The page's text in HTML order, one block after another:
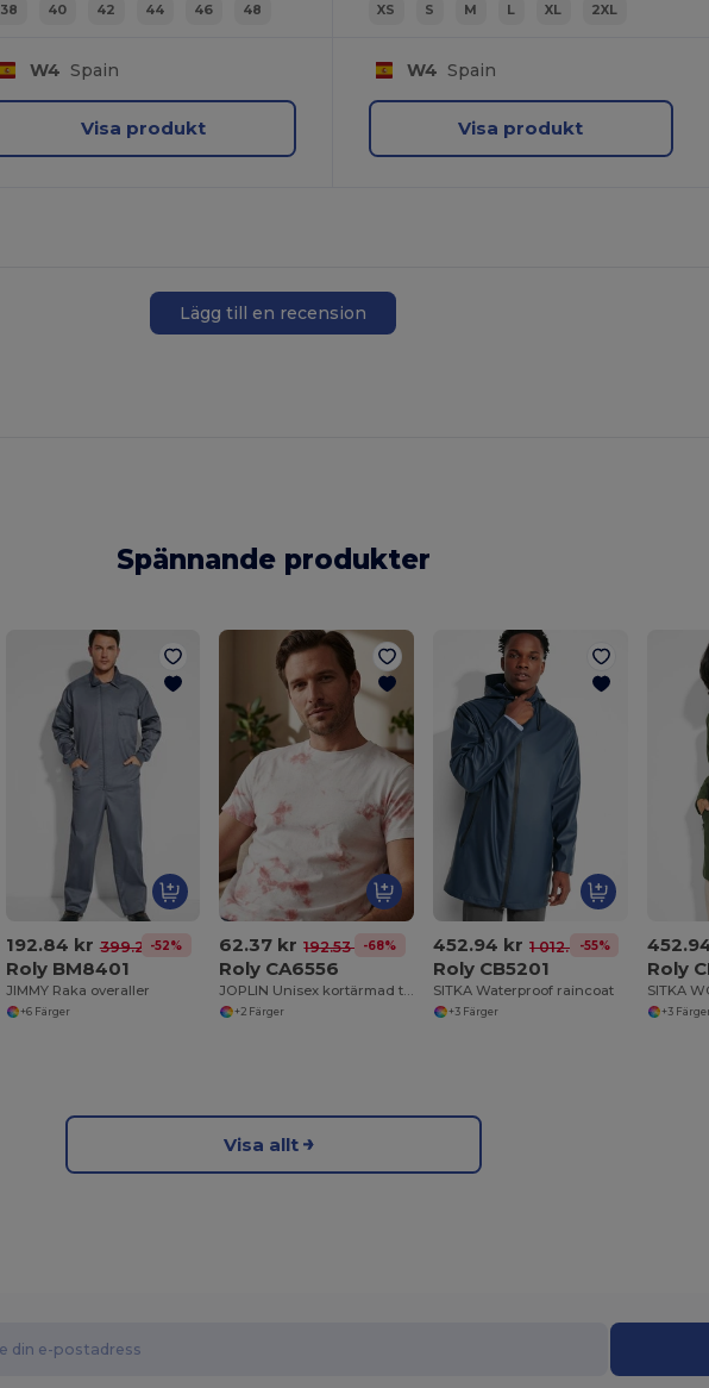
38 40 42 44 46 48
W4 Spain
Visa produkt
XS S M L XL 2XL
W4 Spain
Visa produkt
Lägg till en recension
Spännande produkter
192.84 kr 399.29 kr
-52%
Roly BM8401
JIMMY Raka overaller
+6 Färger
62.37 kr 192.53 kr-68%
Roly CA6556
JOPLIN Unisex kortärmad t-shirt i tie-dye-effekt
+2 Färger
452.94 kr 1 012.03 kr
-55%
Roly CB5201
SITKA Waterproof raincoat
+3 Färger
Roly
+3
Visa allt